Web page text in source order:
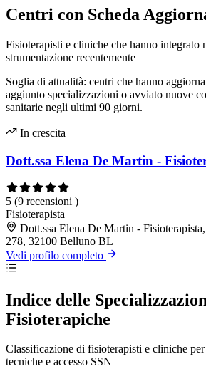
Centri con Scheda
Fisioterapisti e cliniche che hanno integrato
strumentazione recentemente
Soglia di attualità: centri che hanno
aggiunto specializzazioni o avviato nuove
sanitarie negli ultimi 90 giorni.
In crescita
Dott.ssa Elena De Martin -
5 (9 recensioni )
Fisioterapista
Dott.ssa Elena De Martin -
278, 32100 Belluno BL
Vedi profilo completo
Indice delle
Fisioterapiche
Classificazione di fisioterapisti e cliniche
tecniche e accesso SSN